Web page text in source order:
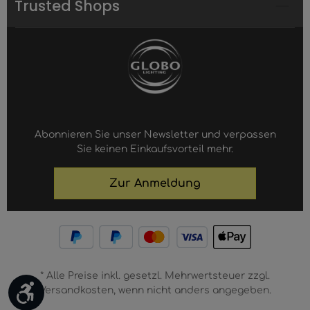
Trusted Shops
Abonnieren Sie unser Newsletter und verpassen
Sie keinen Einkaufsvorteil mehr.
Zur Anmeldung
* Alle Preise inkl. gesetzl. Mehrwertsteuer zzgl.
Versandkosten, wenn nicht anders angegeben.
Werkzeugleiste anzeigen